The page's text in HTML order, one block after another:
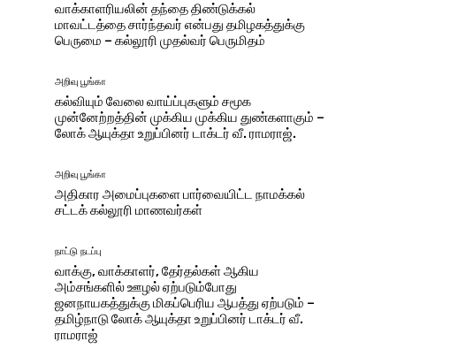
வாக்காளரியலின் தந்தை திண்டுக்கல்
மாவட்டத்தை சார்ந்தவர் என்பது தமிழகத்துக்கு
பெருமை – கல்லூரி முதல்வர் பெருமிதம்
அறிவு பூங்கா
கல்வியும் வேலை வாய்ப்புகளும் சமூக
முன்னேற்றத்தின் முக்கிய முக்கிய துண்களாகும் –
லோக் ஆயுக்தா உறுப்பினர் டாக்டர் வீ. ராமராஜ்.
அறிவு பூங்கா
அதிகார அமைப்புகளை பார்வையிட்ட நாமக்கல்
சட்டக் கல்லூரி மாணவர்கள்
நாட்டு நடப்பு
வாக்கு, வாக்காளர், தேர்தல்கள் ஆகிய
அம்சங்களில் ஊழல் ஏற்படும்போது
ஜனநாயகத்துக்கு மிகப்பெரிய ஆபத்து ஏற்படும் –
தமிழ்நாடு லோக் ஆயுக்தா உறுப்பினர் டாக்டர் வீ.
ராமராஜ்